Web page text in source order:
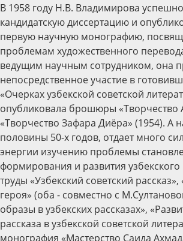
В 1958 году Н.В. Владимирова
кандидатскую диссертацию и
первую научную монографию,
проблемам художественного
ведущим научным сотрудником, она
непосредственное участие в
«Очерках узбекской советской
опубликовала брошюры «Творчество
«Творчество Зафара Диёра» (1954). А
половины 50-х годов, отдает много
энергии изучению проблемы
формирования и развития узбекского
труды «Узбекский советский
героя» (оба - совместно с
образы в узбекских рассказах»,
рассказа в узбекской советской
монография «Мастерство Саида